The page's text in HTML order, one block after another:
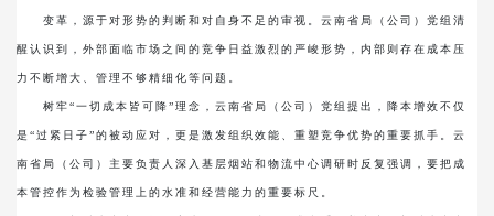
变革，源于对形势的判断和对自身不足的审视。云南省局（公司）党组清
醒认识到，外部面临市场之间的竞争日益激烈的严峻形势，内部则存在成本压
力不断增大、管理不够精细化等问题。
树牢“一切成本皆可降”理念，云南省局（公司）党组提出，降本增效不仅
是“过紧日子”的被动应对，更是激发组织效能、重塑竞争优势的重要抓手。云
南省局（公司）主要负责人深入基层烟站和物流中心调研时反复强调，要把成
本管控作为检验管理上的水准和经营能力的重要标尺。